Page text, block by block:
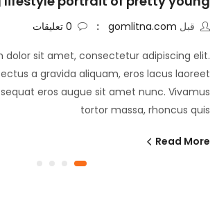
قبل gomlitna.com
0 تعليقات
dolor sit amet, consectetur adipiscing elit.
a gravida aliquam, eros lacus laoreet
eros augue sit amet nunc. Vivamus
tortor massa, rhoncus quis
Read More